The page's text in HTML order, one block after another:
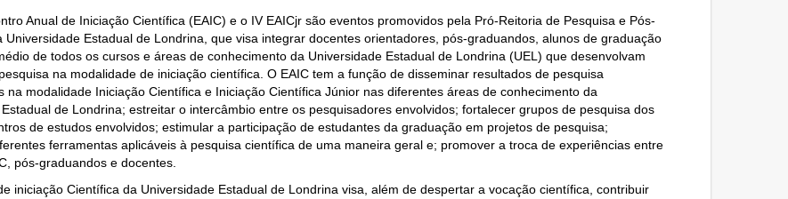
Anual de Iniciação Científica (EAIC) e o IV EAICjr são eventos promovidos pela Pró-Reitoria de Pesquisa e Pós-
Universidade Estadual de Londrina, que visa integrar docentes orientadores, pós-graduandos, alunos de graduação
de todos os cursos e áreas de conhecimento da Universidade Estadual de Londrina (UEL) que desenvolvam
na modalidade de iniciação científica. O EAIC tem a função de disseminar resultados de pesquisa
na modalidade Iniciação Científica e Iniciação Científica Júnior nas diferentes áreas de conhecimento da
de Londrina; estreitar o intercâmbio entre os pesquisadores envolvidos; fortalecer grupos de pesquisa dos
de estudos envolvidos; estimular a participação de estudantes da graduação em projetos de pesquisa;
ferramentas aplicáveis à pesquisa científica de uma maneira geral e; promover a troca de experiências entre
pós-graduandos e docentes.
iniciação Científica da Universidade Estadual de Londrina visa, além de despertar a vocação científica, contribuir